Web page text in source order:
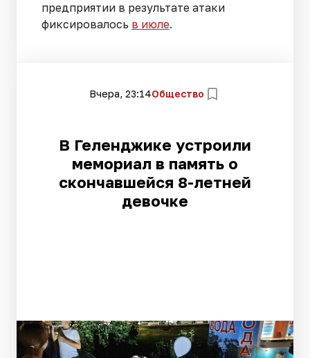
предприятии в результате атаки
фиксировалось в июле.
Вчера, 23:14Общество
В Геленджике устроили
мемориал в память о
скончавшейся 8-летней
девочке